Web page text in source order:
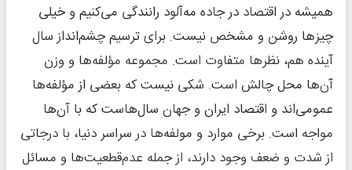
همیشه در اقتصاد در جاده مه‌آلود رانندگی می‌کنیم و خیلی
چیزها روشن و مشخص نیست. برای ترسیم چشم‌انداز سال
آینده هم، نظرها متفاوت است. مجموعه مؤلفه‌ها و وزن
آن‌ها محل چالش است. شکی نیست که بعضی از مؤلفه‌ها
عمومی‌اند و اقتصاد ایران و جهان سال‌هاست که با آن‌ها
مواجه‌ است. برخی موارد و مولفه‌ها در سراسر دنیا، با درجاتی
از شدت و ضعف وجود دارند، از جمله عدم‌قطعیت‌ها و مسائل